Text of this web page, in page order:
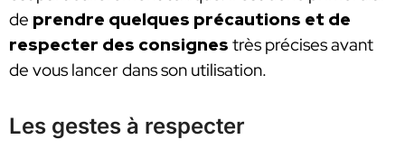
de prendre quelques précautions et de
respecter des consignes très précises avant
de vous lancer dans son utilisation.
Les gestes à respecter